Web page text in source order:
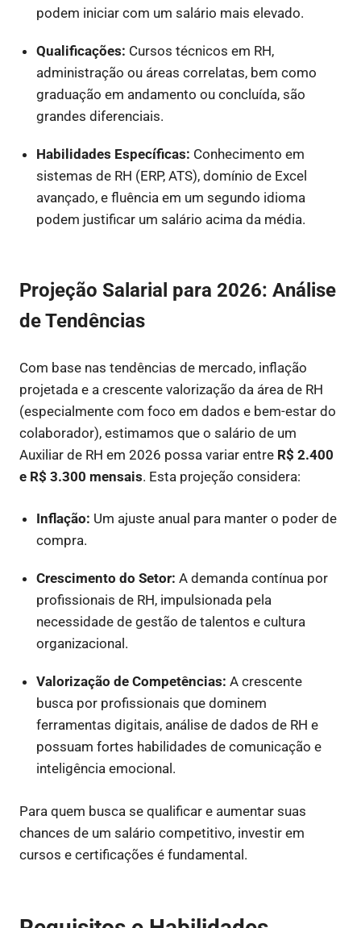
podem iniciar com um salário mais elevado.
Qualificações: Cursos técnicos em RH,
administração ou áreas correlatas, bem como
graduação em andamento ou concluída, são
grandes diferenciais.
Habilidades Específicas: Conhecimento em
sistemas de RH (ERP, ATS), domínio de Excel
avançado, e fluência em um segundo idioma
podem justificar um salário acima da média.
Projeção Salarial para 2026: Análise
de Tendências
Com base nas tendências de mercado, inflação
projetada e a crescente valorização da área de RH
(especialmente com foco em dados e bem-estar do
colaborador), estimamos que o salário de um
Auxiliar de RH em 2026 possa variar entre R$ 2.400
e R$ 3.300 mensais. Esta projeção considera:
Inflação: Um ajuste anual para manter o poder de
compra.
Crescimento do Setor: A demanda contínua por
profissionais de RH, impulsionada pela
necessidade de gestão de talentos e cultura
organizacional.
Valorização de Competências: A crescente
busca por profissionais que dominem
ferramentas digitais, análise de dados de RH e
possuam fortes habilidades de comunicação e
inteligência emocional.
Para quem busca se qualificar e aumentar suas
chances de um salário competitivo, investir em
cursos e certificações é fundamental.